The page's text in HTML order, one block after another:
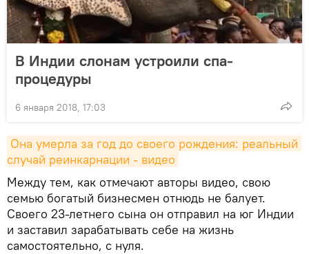
В Индии слонам устроили спа-
процедуры
6 января 2018, 17:03
Она умерла за год до своего рождения: реальный
случай реинкарнации - видео
Между тем, как отмечают авторы видео, свою
семью богатый бизнесмен отнюдь не балует.
Своего 23-летнего сына он отправил на юг Индии
и заставил зарабатывать себе на жизнь
самостоятельно, с нуля.